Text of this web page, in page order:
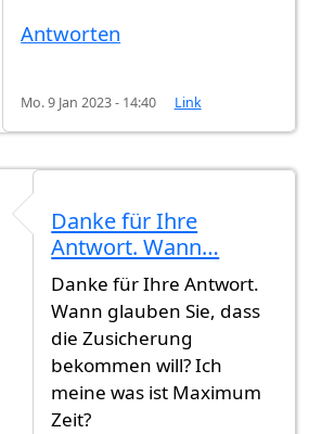
Antworten
Mo. 9 Jan 2023 - 14:40 Link
Hi,Es ist schlechter… von
Danke für Ihre
Antwort. Wann…
Danke für Ihre Antwort.
Wann glauben Sie, dass
die Zusicherung
bekommen will? Ich
meine was ist Maximum
Zeit?